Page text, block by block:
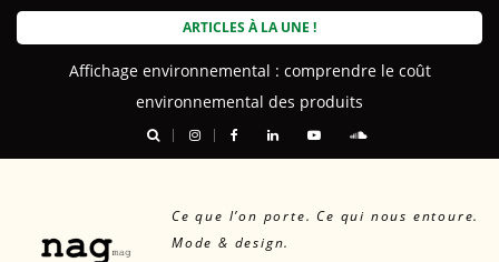
Skip
ARTICLES À LA UNE !
Affichage environnemental : comprendre le coût
environnemental des produits
Ce que l’on porte. Ce qui nous entoure.
Mode & design.